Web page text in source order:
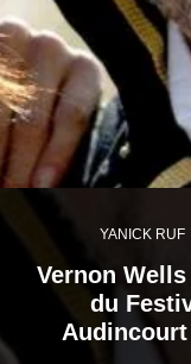
YANICK RUF
Vernon
du
Audincourt